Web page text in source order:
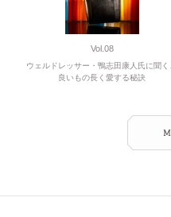
Vol.08
ウェルドレッサー・鴨志田康人氏に聞く
良いもの長く愛する秘訣